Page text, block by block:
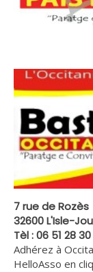
7 rue de Rozès
32600 L'Isle-
Tèl : 06 51 28
Adhérez à
HelloAsso en